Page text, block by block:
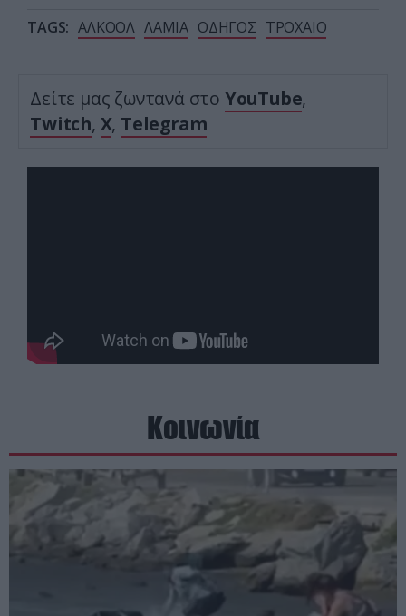
TAGS: ΑΛΚΟΟΛ ΛΑΜΙΑ ΟΔΗΓΟΣ ΤΡΟΧΑΙΟ
Δείτε μας ζωντανά στο YouTube,
Twitch, X, Telegram
Κοινωνία